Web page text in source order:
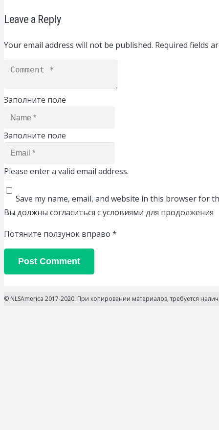
Leave a Reply
Your email address will not be published. Required fields
Заполните поле
Заполните поле
Please enter a valid email address.
Save my name, email, and website in this browser for
Вы должны согласиться с условиями для продолжения
Потяните ползунок вправо *
Post Comment
© NLSAmerica 2017-2020. При копировании материалов, требуется